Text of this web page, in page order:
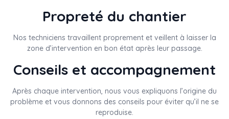
Propreté du chantier
Nos techniciens travaillent proprement et veillent à laisser la
zone d’intervention en bon état après leur passage.
Conseils et accompagnement
Après chaque intervention, nous vous expliquons l’origine du
problème et vous donnons des conseils pour éviter qu’il ne se
reproduise.